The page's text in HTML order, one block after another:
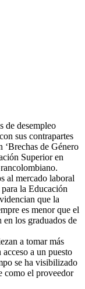
de desempleo
sus contrapartes
de Género
Superior en
al mercado laboral
la Educación
que la
es menor que el
en los graduados de
a tomar más
a un puesto
se ha visibilizado
como el proveedor